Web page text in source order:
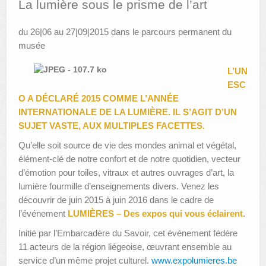
ANIMATIONS DES MUSÉES
PUBLICATIONS
LES APPELS À PROJETS
LE PORTAIL DES COLLECTIONS
La lumière sous le prisme de l’art
du 26|06 au 27|09|2015 dans le parcours permanent du
musée
L’UN
ESC
O A DÉCLARÉ 2015 COMME L’ANNÉE
INTERNATIONALE DE LA LUMIÈRE. IL S’AGIT D’UN
SUJET VASTE, AUX MULTIPLES FACETTES.
Qu’elle soit source de vie des mondes animal et végétal,
élément-clé de notre confort et de notre quotidien, vecteur
d’émotion pour toiles, vitraux et autres ouvrages d’art, la
lumière fourmille d’enseignements divers. Venez les
découvrir de juin 2015 à juin 2016 dans le cadre de
l’événement LUMIÈRES – Des expos qui vous éclairent.
Initié par l’Embarcadère du Savoir, cet événement fédère
11 acteurs de la région liégeoise, œuvrant ensemble au
service d’un même projet culturel. www.expolumieres.be